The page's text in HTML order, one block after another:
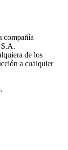
compañía
de los
a cualquier